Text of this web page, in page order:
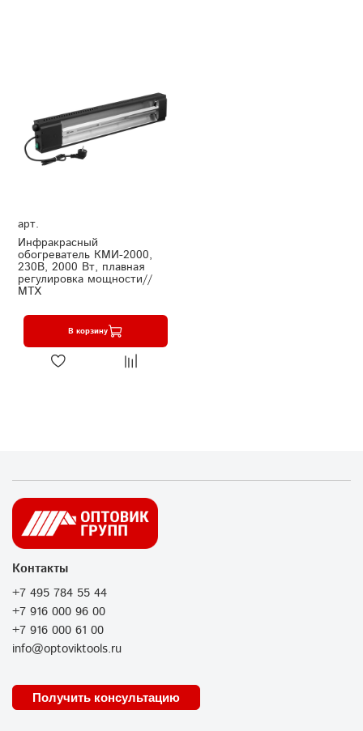
арт.
Инфракрасный
обогреватель КМИ-2000,
230В, 2000 Вт, плавная
регулировка мощности//
MTX
В корзину
Контакты
+7 495 784 55 44
+7 916 000 96 00
+7 916 000 61 00
info@optoviktools.ru
Получить консультацию